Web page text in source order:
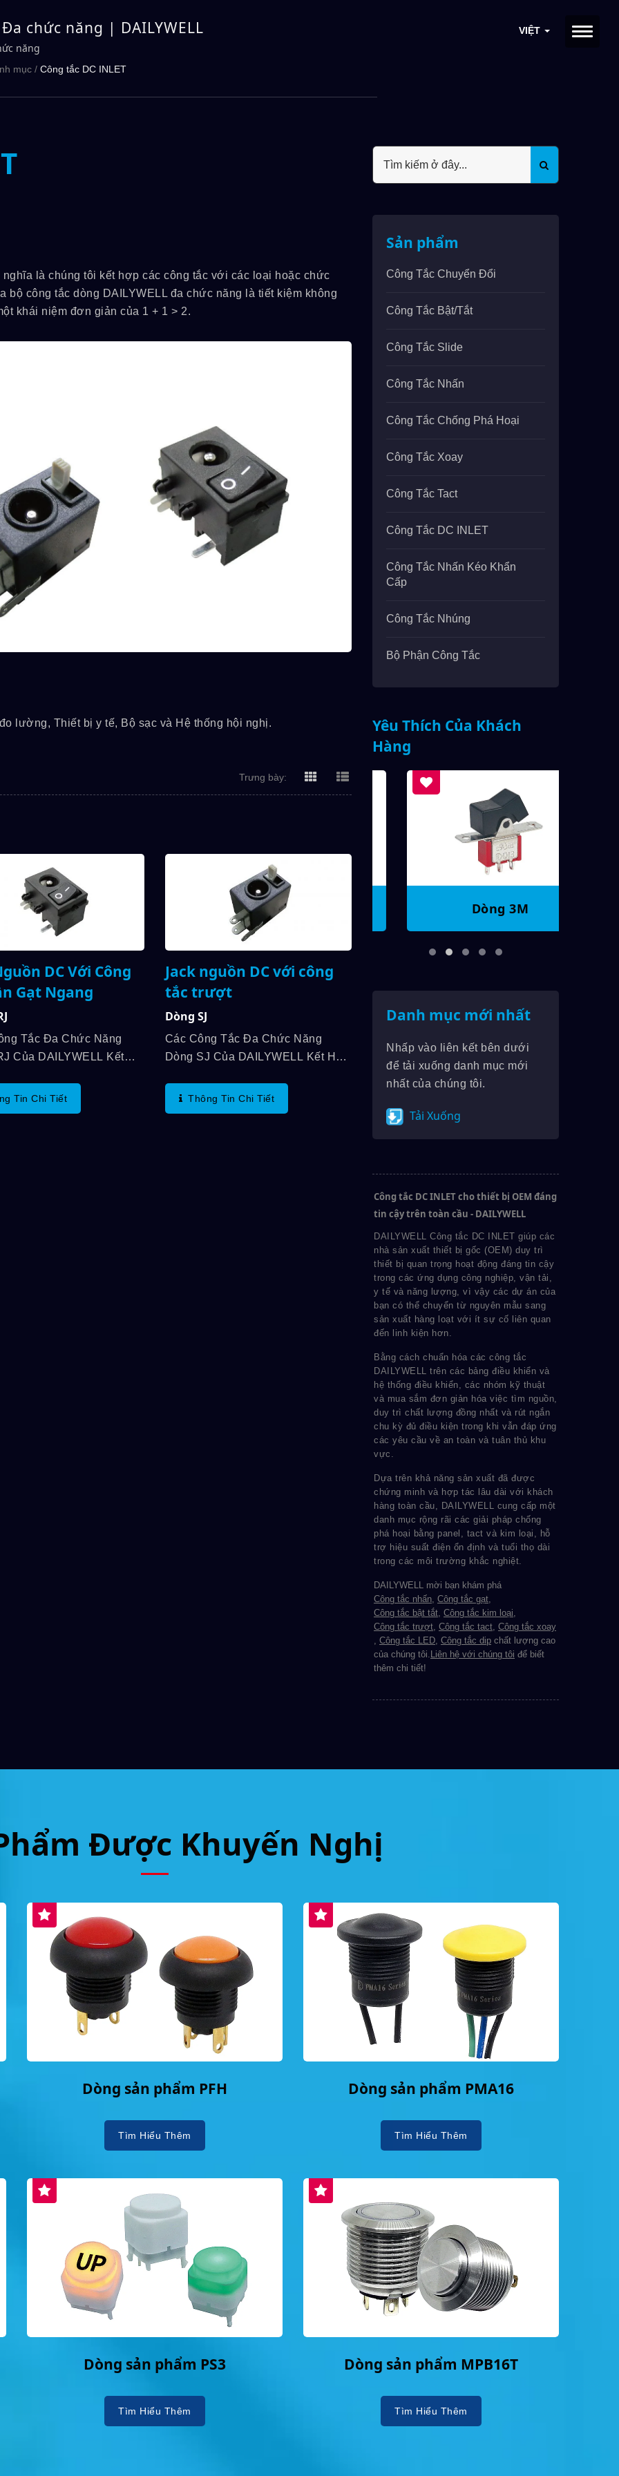
VIỆT
chức năng | DAILYWELL
năng
mục / Công tắc DC INLET
là chúng tôi kết hợp các công tắc với các loại hoặc chức
công tắc dòng DAILYWELL đa chức năng là tiết kiệm không
khái niệm đơn giản của 1 + 1 > 2.
lường, Thiết bị y tế, Bộ sạc và Hệ thống hội nghị.
Trưng bày:
DC Với Công
Gạt Ngang
Tắc Đa Chức Năng
Của DAILYWELL Kết
Ngang. Công Suất Tiếp
Đến 5A/15VDC. Và Độ
Tin Chi Tiết
Jack nguồn DC với công
tắc trượt
Dòng SJ
Các Công Tắc Đa Chức Năng
Dòng SJ Của DAILYWELL Kết Hợp
Trượt, Và Tuổi Thọ Cơ Học Lên
Đến 30.000 Chu Kỳ. Ngoài Ra, Xếp
Thông Tin Chi Tiết
Sản phẩm
Công Tắc Chuyển Đổi
Công Tắc Bật/tắt
Công Tắc Slide
Công Tắc Nhấn
Công Tắc Chống Phá Hoại
Công Tắc Xoay
Công Tắc Tact
Công Tắc DC INLET
Công Tắc Nhấn Kéo Khẩn
Cấp
Công Tắc Nhúng
Bộ Phận Công Tắc
Yêu Thích Của Khách
Hàng
Dòng MPB Dòng 1M Dòng 3M
Danh mục mới nhất
Nhấp vào liên kết bên dưới
để tải xuống danh mục mới
nhất của chúng tôi.
Tải Xuống
Công tắc DC INLET cho thiết bị OEM đáng
tin cậy trên toàn cầu - DAILYWELL
DAILYWELL Công tắc DC INLET giúp các
nhà sản xuất thiết bị gốc (OEM) duy trì
thiết bị quan trọng hoạt động đáng tin cậy
trong các ứng dụng công nghiệp, vận tải,
y tế và năng lượng, vì vậy các dự án của
bạn có thể chuyển từ nguyên mẫu sang
sản xuất hàng loạt với ít sự cố liên quan
đến linh kiện hơn.
Bằng cách chuẩn hóa các công tắc
DAILYWELL trên các bảng điều khiển và
hệ thống điều khiển, các nhóm kỹ thuật
và mua sắm đơn giản hóa việc tìm nguồn,
duy trì chất lượng đồng nhất và rút ngắn
chu kỳ đủ điều kiện trong khi vẫn đáp ứng
các yêu cầu về an toàn và tuân thủ khu
vực.
Dựa trên khả năng sản xuất đã được
chứng minh và hợp tác lâu dài với khách
hàng toàn cầu, DAILYWELL cung cấp một
danh mục rộng rãi các giải pháp chống
phá hoại bằng panel, tact và kim loại, hỗ
trợ hiệu suất điện ổn định và tuổi thọ dài
trong các môi trường khắc nghiệt.
DAILYWELL mời bạn khám phá
Công tắc nhấn, Công tắc gạt,
Công tắc bật tắt, Công tắc kim loại,
Công tắc trượt, Công tắc tact, Công tắc xoay
, Công tắc LED, Công tắc dip chất lượng cao
của chúng tôi. Liên hệ với chúng tôi để biết
thêm chi tiết!
Được Khuyến Nghị
Dòng sản phẩm PFH
Tìm Hiểu Thêm
Dòng sản phẩm PMA16
Tìm Hiểu Thêm
Dòng sản phẩm PS3
Tìm Hiểu Thêm
Dòng sản phẩm MPB16T
Tìm Hiểu Thêm